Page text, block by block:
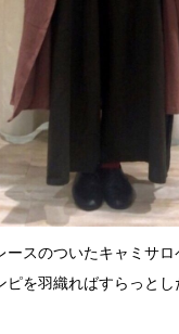
ースのついたキャミサ
を羽織ればすらっとし